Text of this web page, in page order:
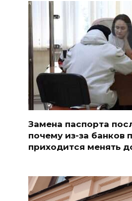
Замена паспорта
почему из-за банков
приходится менять